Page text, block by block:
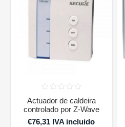
Actuador de caldeira
controlado por Z-Wave
€76,31 IVA incluido